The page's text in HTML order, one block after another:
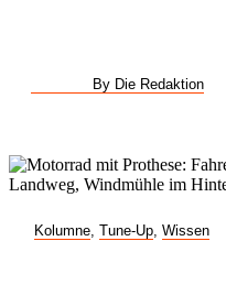
By Die Redaktion
Kolumne Tune-Up Wissen